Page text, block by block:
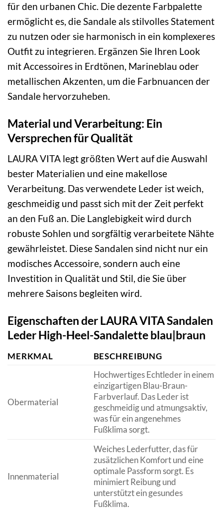
für den urbanen Chic. Die dezente Farbpalette
ermöglicht es, die Sandale als stilvolles Statement
zu nutzen oder sie harmonisch in ein komplexeres
Outfit zu integrieren. Ergänzen Sie Ihren Look
mit Accessoires in Erdtönen, Marineblau oder
metallischen Akzenten, um die Farbnuancen der
Sandale hervorzuheben.
Material und Verarbeitung: Ein
Versprechen für Qualität
LAURA VITA legt größten Wert auf die Auswahl
bester Materialien und eine makellose
Verarbeitung. Das verwendete Leder ist weich,
geschmeidig und passt sich mit der Zeit perfekt
an den Fuß an. Die Langlebigkeit wird durch
robuste Sohlen und sorgfältig verarbeitete Nähte
gewährleistet. Diese Sandalen sind nicht nur ein
modisches Accessoire, sondern auch eine
Investition in Qualität und Stil, die Sie über
mehrere Saisons begleiten wird.
Eigenschaften der LAURA VITA Sandalen
Leder High-Heel-Sandalette blau|braun
MERKMAL BESCHREIBUNG
Obermaterial
Hochwertiges Echtleder in einem
einzigartigen Blau-Braun-
Farbverlauf. Das Leder ist
geschmeidig und atmungsaktiv,
was für ein angenehmes
Fußklima sorgt.
Innenmaterial
Weiches Lederfutter, das für
zusätzlichen Komfort und eine
optimale Passform sorgt. Es
minimiert Reibung und
unterstützt ein gesundes
Fußklima.